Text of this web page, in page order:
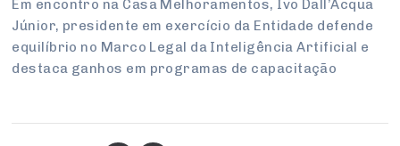
PROJETOS ESPECIAIS:
UM BRASIL
Internacional
Modernização do Estado
Trabalho
Empresas
Arbitragem e Mediação
Negócios
Varejo
Serviços
Sustentabilidade
INSTITUCIONAL
Sobre
Negociações Coletivas
CONSELHOS
Em encontro na Casa Melhoramentos, Ivo Dall’Acqua
Júnior, presidente em exercício da Entidade defende
equilíbrio no Marco Legal da Inteligência Artificial e
destaca ganhos em programas de capacitação